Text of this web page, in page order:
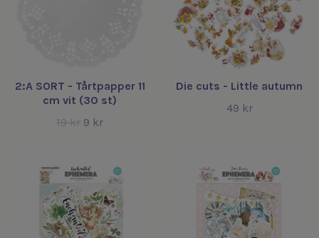
2:A SORT - Tårtpapper 11
cm vit (30 st)
19 kr 9 kr
Die cuts - Little autumn
49 kr